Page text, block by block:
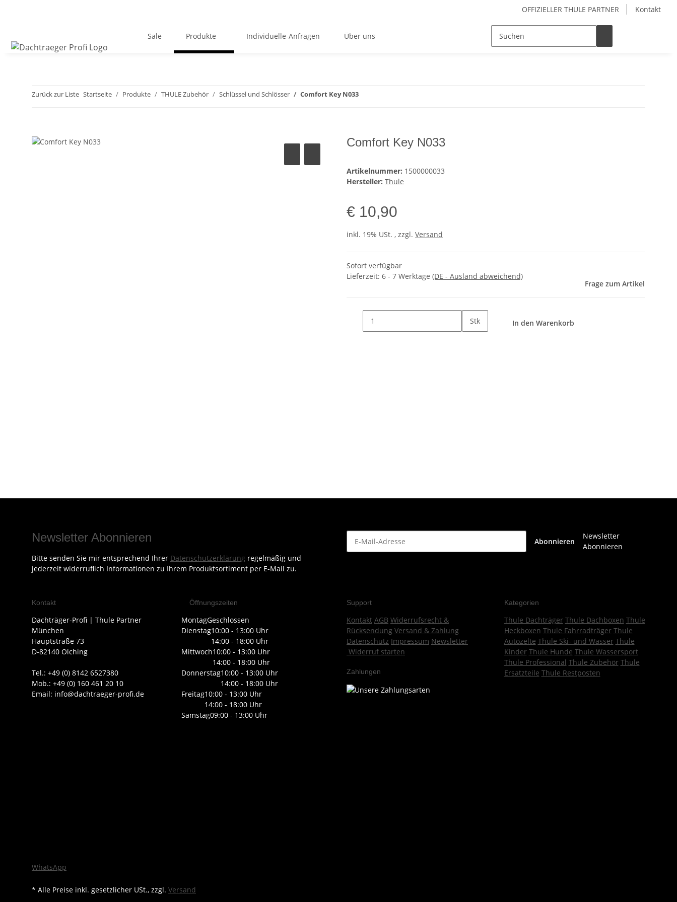
OFFIZIELLER THULE PARTNER Kontakt
Sale Produkte Individuelle-Anfragen Über uns
Zurück zur Liste Startseite Produkte THULE Zubehör Schlüssel und Schlösser Comfort Key N033
Comfort Key N033
Artikelnummer: 1500000033
Hersteller: Thule
€ 10,90
inkl. 19% USt. , zzgl. Versand
Sofort verfügbar
Lieferzeit: 6 - 7 Werktage (DE - Ausland abweichend)
Frage zum Artikel
Stk In den Warenkorb
Newsletter Abonnieren
Bitte senden Sie mir entsprechend Ihrer Datenschutzerklärung regelmäßig und
jederzeit widerruflich Informationen zu Ihrem Produktsortiment per E-Mail zu.
Abonnieren
Newsletter
Abonnieren
Kontakt
Dachträger-Profi | Thule Partner
München
Hauptstraße 73
D-82140 Olching
Tel.: +49 (0) 8142 6527380
Mob.: +49 (0) 160 461 20 10
Email: info@dachtraeger-profi.de
WhatsApp
Öffnungszeiten
MontagGeschlossen
Dienstag10:00 - 13:00 Uhr
14:00 - 18:00 Uhr
Mittwoch10:00 - 13:00 Uhr
14:00 - 18:00 Uhr
Donnerstag10:00 - 13:00 Uhr
14:00 - 18:00 Uhr
Freitag10:00 - 13:00 Uhr
14:00 - 18:00 Uhr
Samstag09:00 - 13:00 Uhr
Support
Kontakt AGB Widerrufsrecht &
Rücksendung Versand & Zahlung
Datenschutz Impressum Newsletter
Widerruf starten
Zahlungen
Kategorien
Thule Dachträger Thule Dachboxen Thule
Heckboxen Thule Fahrradträger Thule
Autozelte Thule Ski- und Wasser Thule
Kinder Thule Hunde Thule Wassersport
Thule Professional Thule Zubehör Thule
Ersatzteile Thule Restposten
* Alle Preise inkl. gesetzlicher USt., zzgl. Versand